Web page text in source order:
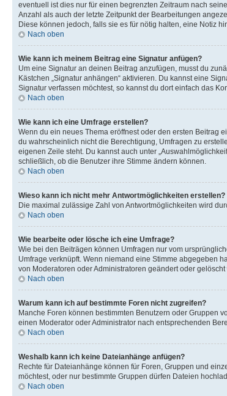
eventuell ist dies nur für einen begrenzten Zeitraum nach
Anzahl als auch der letzte Zeitpunkt der Bearbeitungen
Diese können jedoch, falls sie es für nötig halten, eine Notiz
Nach oben
Wie kann ich meinem Beitrag eine Signatur anfügen?
Um eine Signatur an deinen Beitrag anzufügen, musst du
Kästchen „Signatur anhängen“ aktivieren. Du kannst eine
Signatur verfassen möchtest, so kannst du dort einfach das
Nach oben
Wie kann ich eine Umfrage erstellen?
Wenn du ein neues Thema eröffnest oder den ersten Beitrag
du wahrscheinlich nicht die Berechtigung, Umfragen zu
eigenen Zeile steht. Du kannst auch unter
schließlich, ob die Benutzer ihre Stimme ändern können.
Nach oben
Wieso kann ich nicht mehr Antwortmöglichkeiten erstellen?
Die maximal zulässige Zahl von Antwortmöglichkeiten wird
Nach oben
Wie bearbeite oder lösche ich eine Umfrage?
Wie bei den Beiträgen können Umfragen nur vom
Umfrage verknüpft. Wenn niemand eine Stimme abgegeben
von Moderatoren oder Administratoren geändert oder
Nach oben
Warum kann ich auf bestimmte Foren nicht zugreifen?
Manche Foren können bestimmten Benutzern oder Gruppen
einen Moderator oder Administrator nach entsprechenden
Nach oben
Weshalb kann ich keine Dateianhänge anfügen?
Rechte für Dateianhänge können für Foren, Gruppen und
möchtest, oder nur bestimmte Gruppen dürfen Dateien
Nach oben